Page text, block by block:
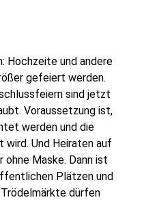
Hochzeite und andere
gefeiert werden.
sind jetzt
Voraussetzung ist,
werden und die
wird. Und Heiraten auf
Maske. Dann ist
Plätzen und
dürfen